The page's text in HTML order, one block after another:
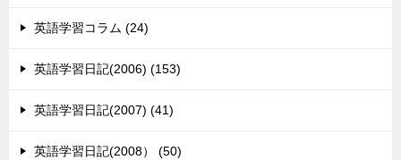
英語学習コラム (24)
英語学習日記(2006) (153)
英語学習日記(2007) (41)
英語学習日記(2008） (50)